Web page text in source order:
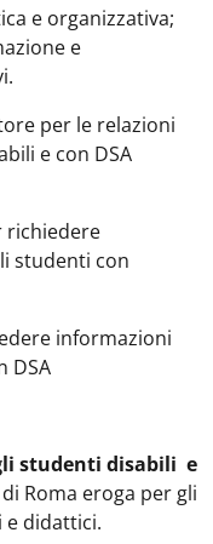
e organizzativa;
e
per le relazioni
e con DSA
richiedere
studenti con
informazioni
DSA
studenti disabili e
Roma eroga per gli
didattici.